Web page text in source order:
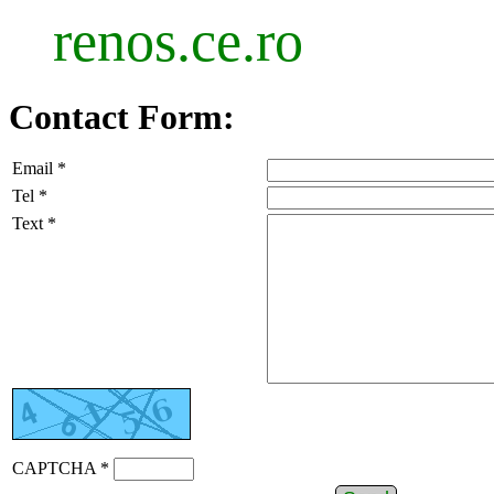
renos.ce.ro
Contact Form:
Email *
Tel *
Text *
CAPTCHA *